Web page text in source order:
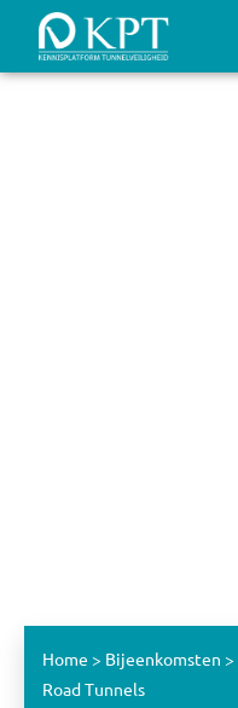
Home > Bijeenkomsten >
Road Tunnels